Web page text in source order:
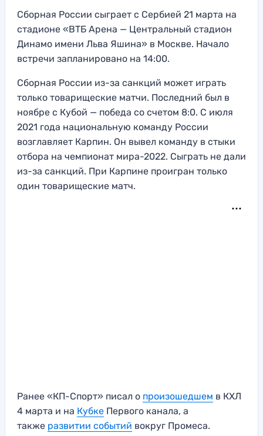
Сборная России сыграет с Сербией 21 марта на
стадионе «ВТБ Арена — Центральный стадион
Динамо имени Льва Яшина» в Москве. Начало
встречи запланировано на 14:00.
Сборная России из-за санкций может играть
только товарищеские матчи. Последний был в
ноябре с Кубой — победа со счетом 8:0. С июля
2021 года национальную команду России
возглавляет Карпин. Он вывел команду в стыки
отбора на чемпионат мира-2022. Сыграть не дали
из-за санкций. При Карпине проигран только
один товарищеские матч.
Ранее «КП-Спорт» писал о произошедшем в КХЛ
4 марта и на Кубке Первого канала, а
также развитии событий вокруг Промеса.